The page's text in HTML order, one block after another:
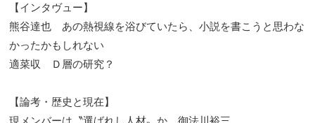
【インタヴュー】
熊谷達也 あの熱視線を浴びていたら、小説を書こうと思わな
かったかもしれない
適菜収 Ｄ層の研究？
【論考・歴史と現在】